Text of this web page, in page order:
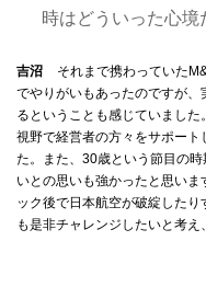
時はどういった心境
吉沼
それまで携わっていた
でやりがいもあったのですが
るということも感じていまし
視野で経営者の方々をサポー
た。また、30歳という節目の
いとの思いも強かったと思い
ック後で日本航空が破綻した
も是非チャレンジしたいと考え